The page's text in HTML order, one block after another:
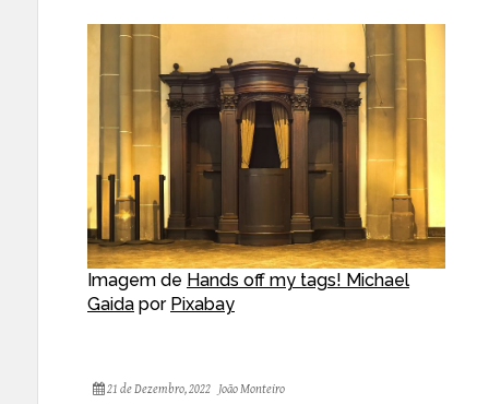
Imagem de Hands off my tags! Michael
Gaida por Pixabay
21 de Dezembro, 2022 João Monteiro